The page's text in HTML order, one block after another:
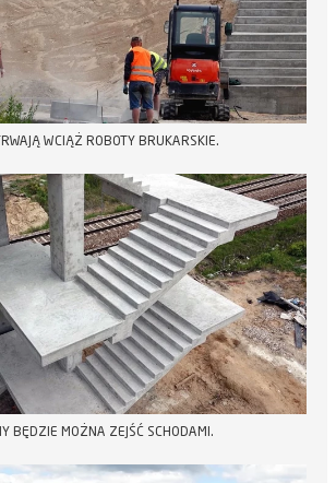
WCIĄŻ ROBOTY BRUKARSKIE.
BĘDZIE MOŻNA ZEJŚĆ SCHODAMI.